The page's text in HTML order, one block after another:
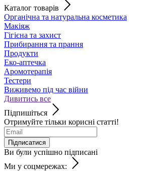
Каталог товарів
Органічна та натуральна косметика
Макіяж
Гігієна та захист
Прибирання та прання
Продукти
Еко-аптечка
Аромотерапія
Тестери
Виживемо під час війни
Дивитись все
Підпишіться
Отримуйте тільки корисні статті!
Підписатися
Ви були успішно підписані
Ми у соцмережах: